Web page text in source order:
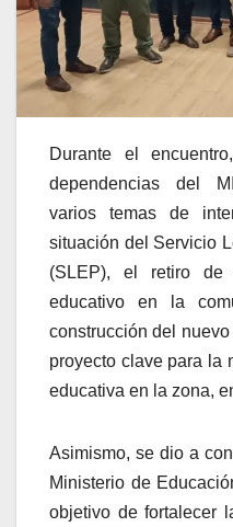
Durante el
dependencias del
varios temas de
situación del Servicio
(SLEP), el retiro de
educativo en la
construcción del
proyecto clave para la
educativa en la zona,
Asimismo, se dio a
Ministerio de
objetivo de fortalecer